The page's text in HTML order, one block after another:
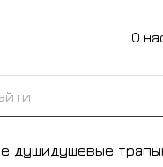
О
душидушевые трапы